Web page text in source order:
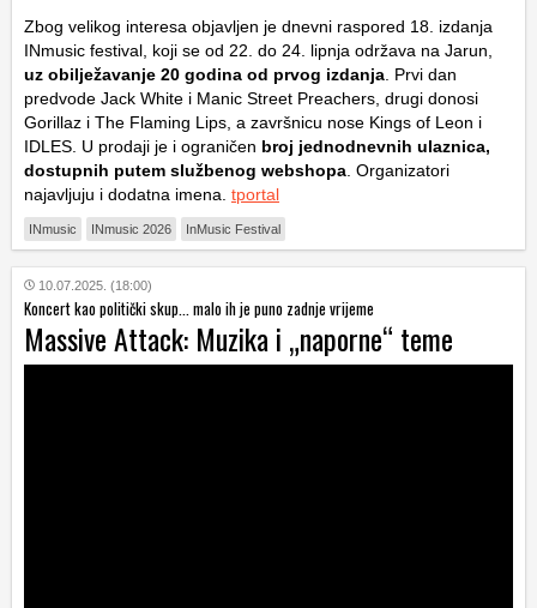
Zbog velikog interesa objavljen je dnevni raspored 18. izdanja
INmusic festival, koji se od 22. do 24. lipnja održava na Jarun,
uz obilježavanje 20 godina od prvog izdanja . Prvi dan
predvode Jack White i Manic Street Preachers, drugi donosi
Gorillaz i The Flaming Lips, a završnicu nose Kings of Leon i
IDLES. U prodaji je i ograničen broj jednodnevnih ulaznica,
dostupnih putem službenog webshopa . Organizatori
najavljuju i dodatna imena. tportal
INmusic INmusic 2026 InMusic Festival
10.07.2025. (18:00)
Koncert kao politički skup... malo ih je puno zadnje vrijeme
Massive Attack: Muzika i „naporne“ teme